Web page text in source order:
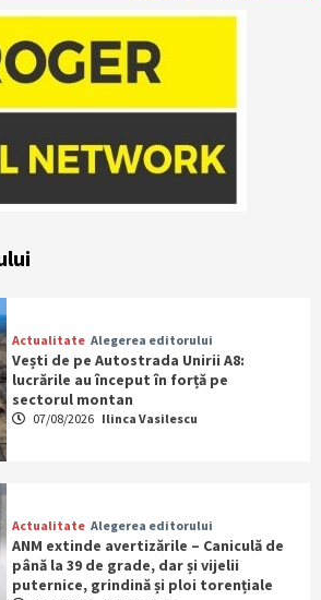
Actualitate Alegerea editorului
Vești de pe Autostrada Unirii A8:
lucrările au început în forță pe
sectorul montan
07/08/2026 Ilinca Vasilescu
Actualitate Alegerea editorului
ANM extinde avertizările – Caniculă de
până la 39 de grade, dar și vijelii
puternice, grindină și ploi torențiale